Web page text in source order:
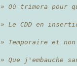
» Où trimera pour
» Le CDD en
» Temporaire et non
» Que j'embauche